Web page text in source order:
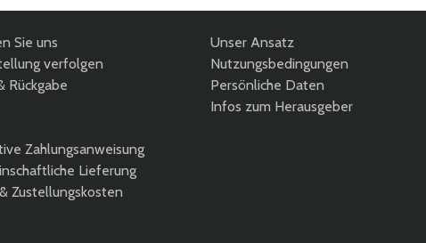
Sie uns
verfolgen
Rückgabe
Zahlungsanweisung
Lieferung
Zustellungskosten
Unser Ansatz
Nutzungsbedingungen
Persönliche Daten
Infos zum Herausgeber